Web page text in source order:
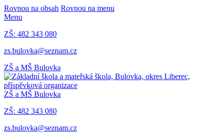
Rovnou na obsah Rovnou na menu
Menu
ZŠ: 482 343 080
zs.bulovka@seznam.cz
ZŠ a MŠ Bulovka
ZŠ a MŠ Bulovka
ZŠ: 482 343 080
zs.bulovka@seznam.cz